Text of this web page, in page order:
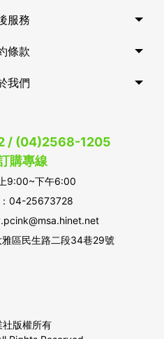
服務
條款
我們
/ (04)2568-1205
購專線
9:00~下午6:00
04-25673728
區民生路二段34巷29號
社版權所有